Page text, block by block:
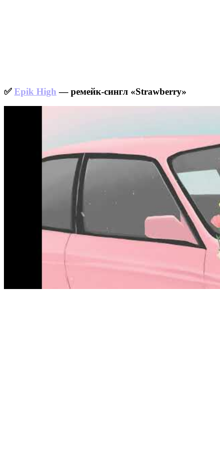
✅Epik High — ремейк-сингл «Strawberry»